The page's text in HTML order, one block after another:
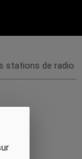
stations de radio